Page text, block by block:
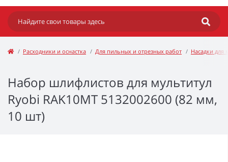
Расходники и оснастка Для пильных и отрезных работ Насадки для
Набор шлифлистов для мультитул
Ryobi RAK10MT 5132002600 (82 мм,
10 шт)